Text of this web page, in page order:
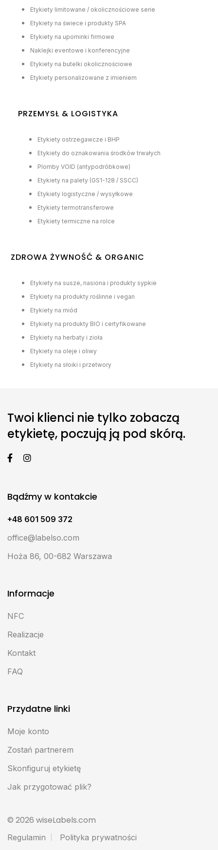
Etykiety limitowane / okolicznościowe serie
Etykiety na świece i produkty SPA
Etykiety na upominki firmowe
Naklejki eventowe i konferencyjne
Etykiety na butelki okolicznościowe
Etykiety personalizowane z imieniem
PRZEMYSŁ & LOGISTYKA
Etykiety ostrzegawcze i BHP
Etykiety do oznakowania środków trwałych
Plomby VOID (antypodróbkowe)
Etykiety na palety (GS1-128 / SSCC)
Etykiety logistyczne / wysyłkowe
Etykiety termotransferowe
Etykiety termiczne na rolce
ZDROWA ŻYWNOŚĆ & ORGANIC
Etykiety na susze, nasiona i produkty sypkie
Etykiety na produkty roślinne i vegan
Etykiety na miód
Etykiety na produkty BIO i certyfikowane
Etykiety na herbaty i zioła
Etykiety na oleje i oliwy
Etykiety na słoiki i przetwory
Twoi klienci nie tylko zobaczą
etykietę, poczują ją pod skórą.
Bądźmy w kontakcie
+48 601 509 372
office@labelso.com
Hoża 86, 00-682 Warszawa
Informacje
NFC
Realizacje
Kontakt
FAQ
Przydatne linki
Moje konto
Zostań partnerem
Skonfiguruj etykietę
Jak przygotować plik?
© 2026 wiseLabels.com
Regulamin Polityka prywatności